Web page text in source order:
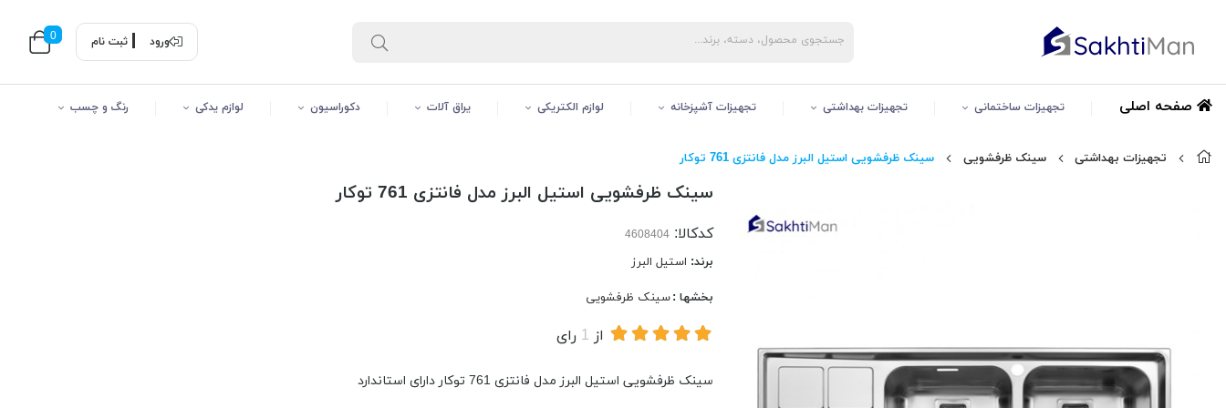
ورود ثبت نام 0
صفحه اصلی تجهیزات ساختمانی تجهیزات بهداشتی تجهیزات آشپزخانه لوازم الکتریکی یراق آلات دکوراسیون لوازم یدکی رنگ و چسب
تجهیزات بهداشتی سینک ظرفشویی سینک ظرفشویی استیل البرز مدل فانتزی 761 توکار
سینک ظرفشویی استیل البرز مدل فانتزی 761 توکار
کدکالا:
برند: استیل البرز
بخشها :سینک ظرفشویی
از 1 رای
سینک ظرفشویی استیل البرز مدل فانتزی 761 توکار دارای استاندارد